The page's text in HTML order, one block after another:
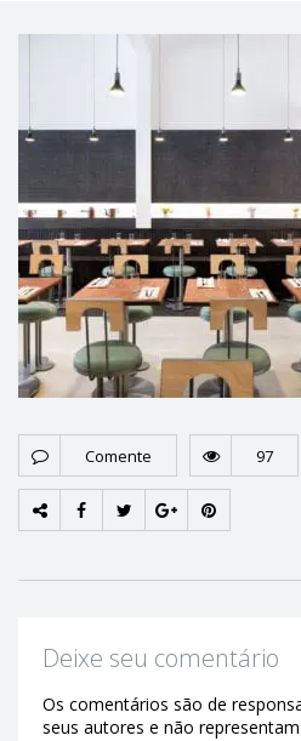
Comente 97
Deixe seu comentário
Os comentários são de
seus autores e não